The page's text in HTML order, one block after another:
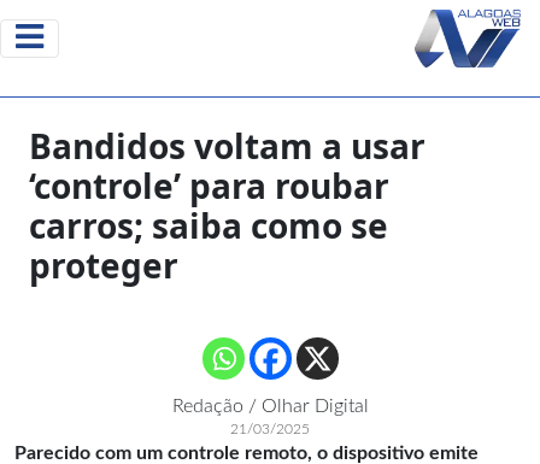
Bandidos voltam a usar
‘controle’ para roubar
carros; saiba como se
proteger
Redação / Olhar Digital
21/03/2025
Parecido com um controle remoto, o dispositivo emite